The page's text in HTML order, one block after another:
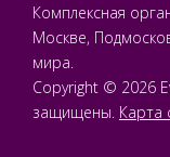
Комплексная
Москве,
мира.
Copyright © 2026
защищены. Карта